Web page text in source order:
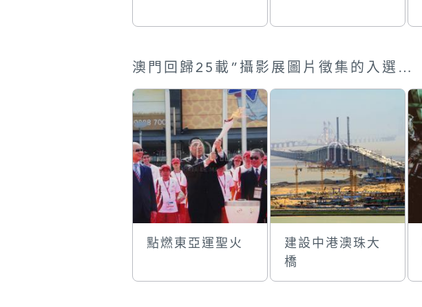
澳門回歸25載”攝影展圖片徵集的入選作品
點燃東亞運聖火
建設中港澳珠大
橋